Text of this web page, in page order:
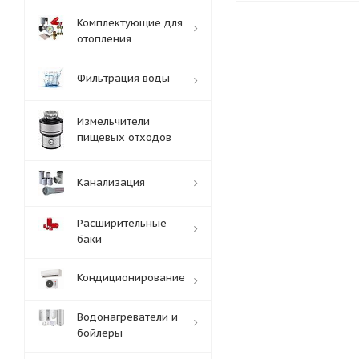
Комплектующие для
отопления
Фильтрация воды
Измельчители
пищевых отходов
Канализация
Расширительные
баки
Кондиционирование
Водонагреватели и
бойлеры